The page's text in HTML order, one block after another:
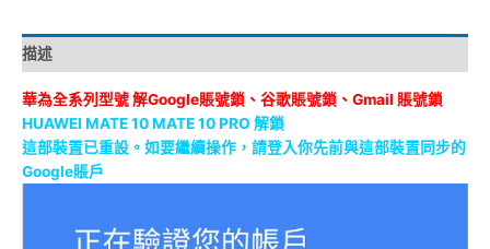
描述
華為全系列型號解Google賬號鎖、谷歌賬號鎖、Gmail 賬號鎖
HUAWEI MATE 10 MATE 10 PRO 解鎖
這部裝置已重設。如要繼續操作，請登入你先前與這部裝置同步的
Google賬戶